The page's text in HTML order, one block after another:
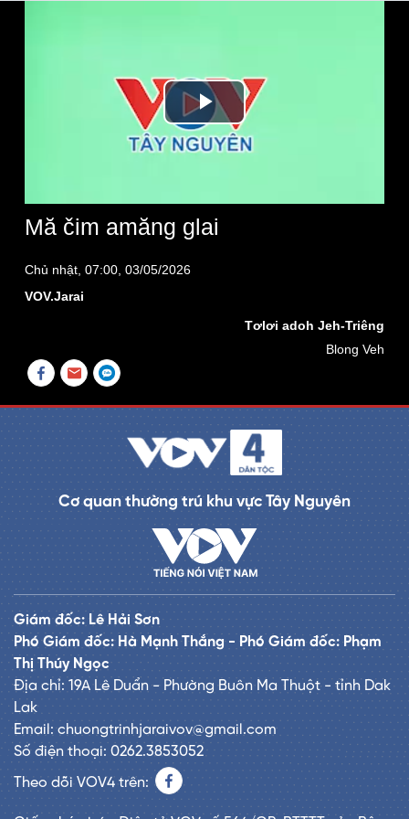
Play
Video
Mă čim amăng glai
Chủ nhật, 07:00, 03/05/2026
VOV.Jarai
Tơlơi adoh Jeh-Triêng
Blong Veh
Cơ quan thường trú khu vực Tây Nguyên
Giám đốc: Lê Hải Sơn
Phó Giám đốc: Hà Mạnh Thắng - Phó Giám đốc: Phạm
Thị Thúy Ngọc
Địa chỉ: 19A Lê Duẩn - Phường Buôn Ma Thuột - tỉnh Dak
Lak
Email: chuongtrinhjaraivov@gmail.com
Số điện thoại: 0262.3853052
Theo dõi VOV4 trên: